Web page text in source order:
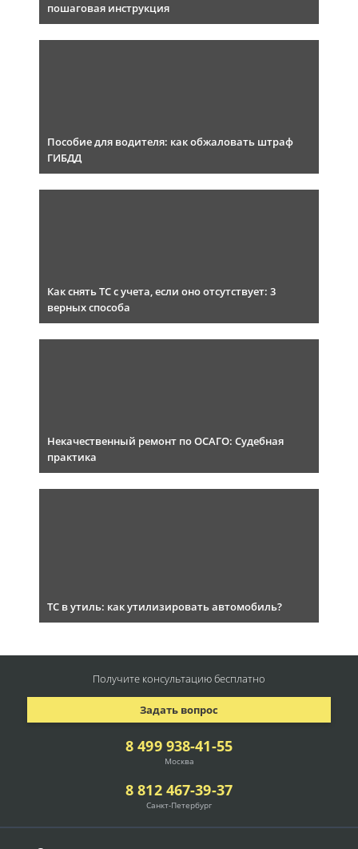
пошаговая инструкция
Пособие для водителя: как обжаловать штраф
ГИБДД
Как снять ТС с учета, если оно отсутствует: 3
верных способа
Некачественный ремонт по ОСАГО: Судебная
практика
ТС в утиль: как утилизировать автомобиль?
8 499 938-41-55
Москва
8 812 467-39-37
Санкт-Петербург
Задать вопрос
Получите консультациюбесплатно